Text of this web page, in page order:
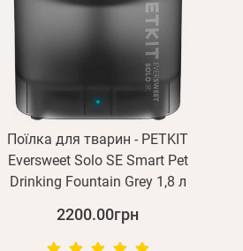
Поїлка для тварин - PETKIT
Eversweet Solo SE Smart Pet
Drinking Fountain Grey 1,8 л
2200.00грн
Новий пароль
Пароль